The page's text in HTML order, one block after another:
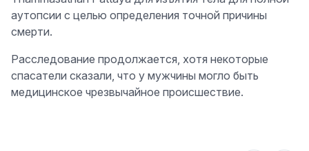
аутопсии с целью определения точной причины
смерти.
Расследование продолжается, хотя некоторые
спасатели сказали, что у мужчины могло быть
медицинское чрезвычайное происшествие.